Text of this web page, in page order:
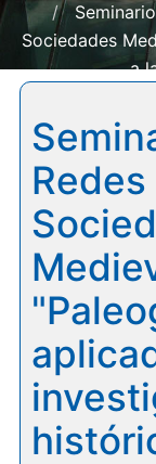
Sociedades
a